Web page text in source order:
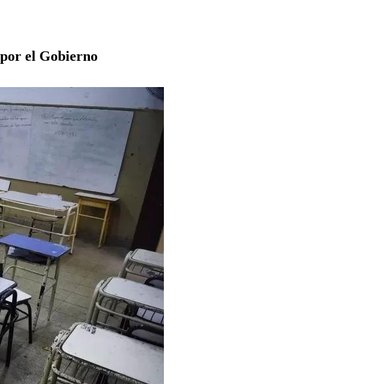
el Gobierno